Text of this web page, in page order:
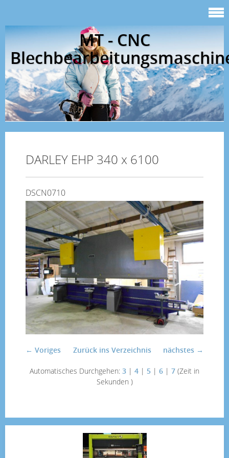
MT - CNC
DARLEY EHP 340 x 6100
DSCN0710
← Voriges nächstes →
Zurück ins Verzeichnis
Automatisches Durchgehen: 3 | 4 | 5 | 6 | 7 (Zeit in
Sekunden )